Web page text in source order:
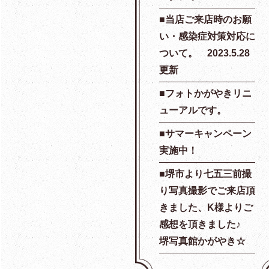
当店ご来店時のお願
い・感染症対策対応に
ついて。 2023.5.28
更新
フォトかがやきリニ
ューアルです。
サマーキャンペーン
実施中！
堺市より七五三前撮
り写真撮影でご来店頂
きました、K様よりご
感想を頂きました♪
堺写真館かがやき☆